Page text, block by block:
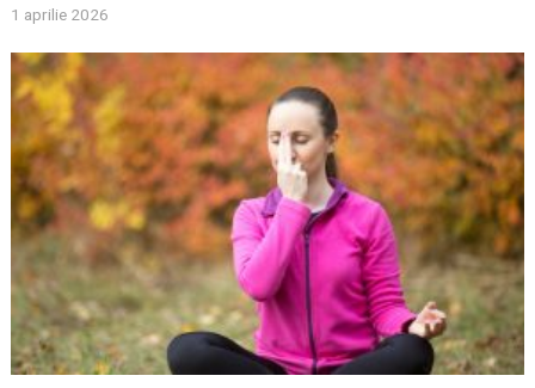
1 aprilie 2026